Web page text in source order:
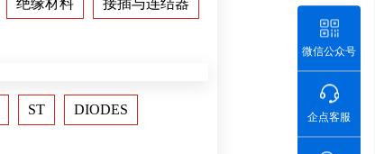
绝缘材料 接插与连结器
ST DIODES
微信公众号
企点客服